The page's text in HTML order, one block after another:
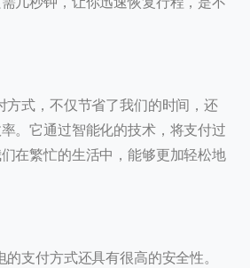
方式，不仅节省了我们的时间，还
。它通过智能化的技术，将支付过
在繁忙的生活中，能够更加轻松地
支付方式还具有很高的安全性。